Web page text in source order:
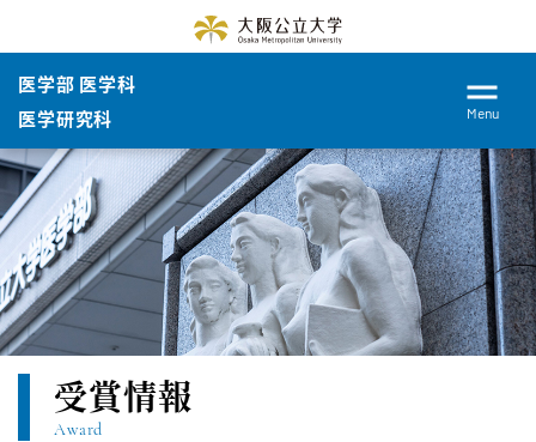
医学部 医学科
医学研究科
Menu
受賞情報
Award